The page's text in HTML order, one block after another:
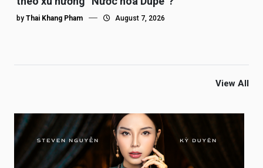
by Thai Khang Pham August 7, 2026
View All